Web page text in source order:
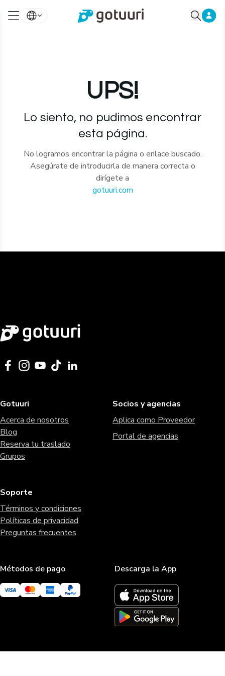
UPS!
Lo siento, no pudimos encontrar
esta página.
No logramos encontrar la página o enlace buscado.
Asegúrate de introducirla de manera correcta o
dirígete a
gotuuri.com
Gotuuri
Acerca de nosotros
Blog
Reserva tu traslado
Grupos
Socios y agencias
Aplica como Proveedor
Portal de agencias
Soporte
Términos y condiciones
Políticas de privacidad
Preguntas frecuentes
Métodos de pago Descarga la App